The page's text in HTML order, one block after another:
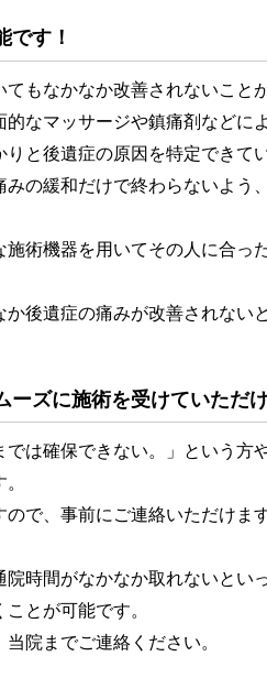
です！
もなかなか改善されないこと
なマッサージや鎮痛剤などに
と後遺症の原因を特定できて
の緩和だけで終わらないよう
術機器を用いてその人に合っ
後遺症の痛みが改善されない
ーズに施術を受けていただ
は確保できない。」という方
で、事前にご連絡いただけま
時間がなかなか取れないとい
とが可能です。
院までご連絡ください。